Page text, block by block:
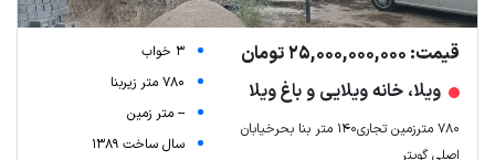
قیمت: 25,000,000,000 تومان
ویلا، خانه ویلایی و باغ ویلا
۷۸۰ مترزمین تجاری۱۴۰ متر بنا بحرخیابان
اصلی گویتر
3 خواب
780 متر زیربنا
-- متر زمین
سال ساخت 1389